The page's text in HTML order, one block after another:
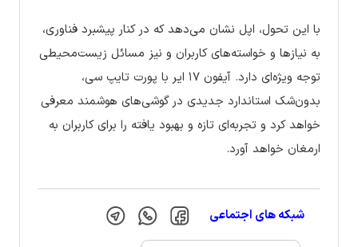
با این تحول، اپل نشان می‌دهد که در کنار پیشبرد فناوری،
به نیازها و خواسته‌های کاربران و نیز مسائل زیست‌محیطی
توجه ویژه‌ای دارد. آیفون ۱۷ ایر با پورت تایپ سی،
بدون‌شک استاندارد جدیدی در گوشی‌های هوشمند معرفی
خواهد کرد و تجربه‌ای تازه و بهبود یافته را برای کاربران به
ارمغان خواهد آورد.
شبکه های اجتماعی